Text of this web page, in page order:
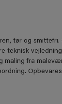
tør og
teknisk
maling fra